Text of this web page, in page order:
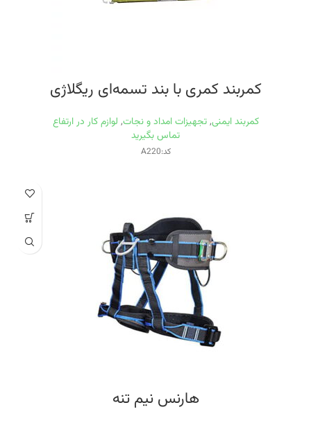
کمربند کمری با بند تسمه‌ای ریگلاژی
کمربند ایمنی, تجهیزات امداد و نجات, لوازم کار در ارتفاع
تماس بگیرید
کد:A220
هارنس نیم تنه